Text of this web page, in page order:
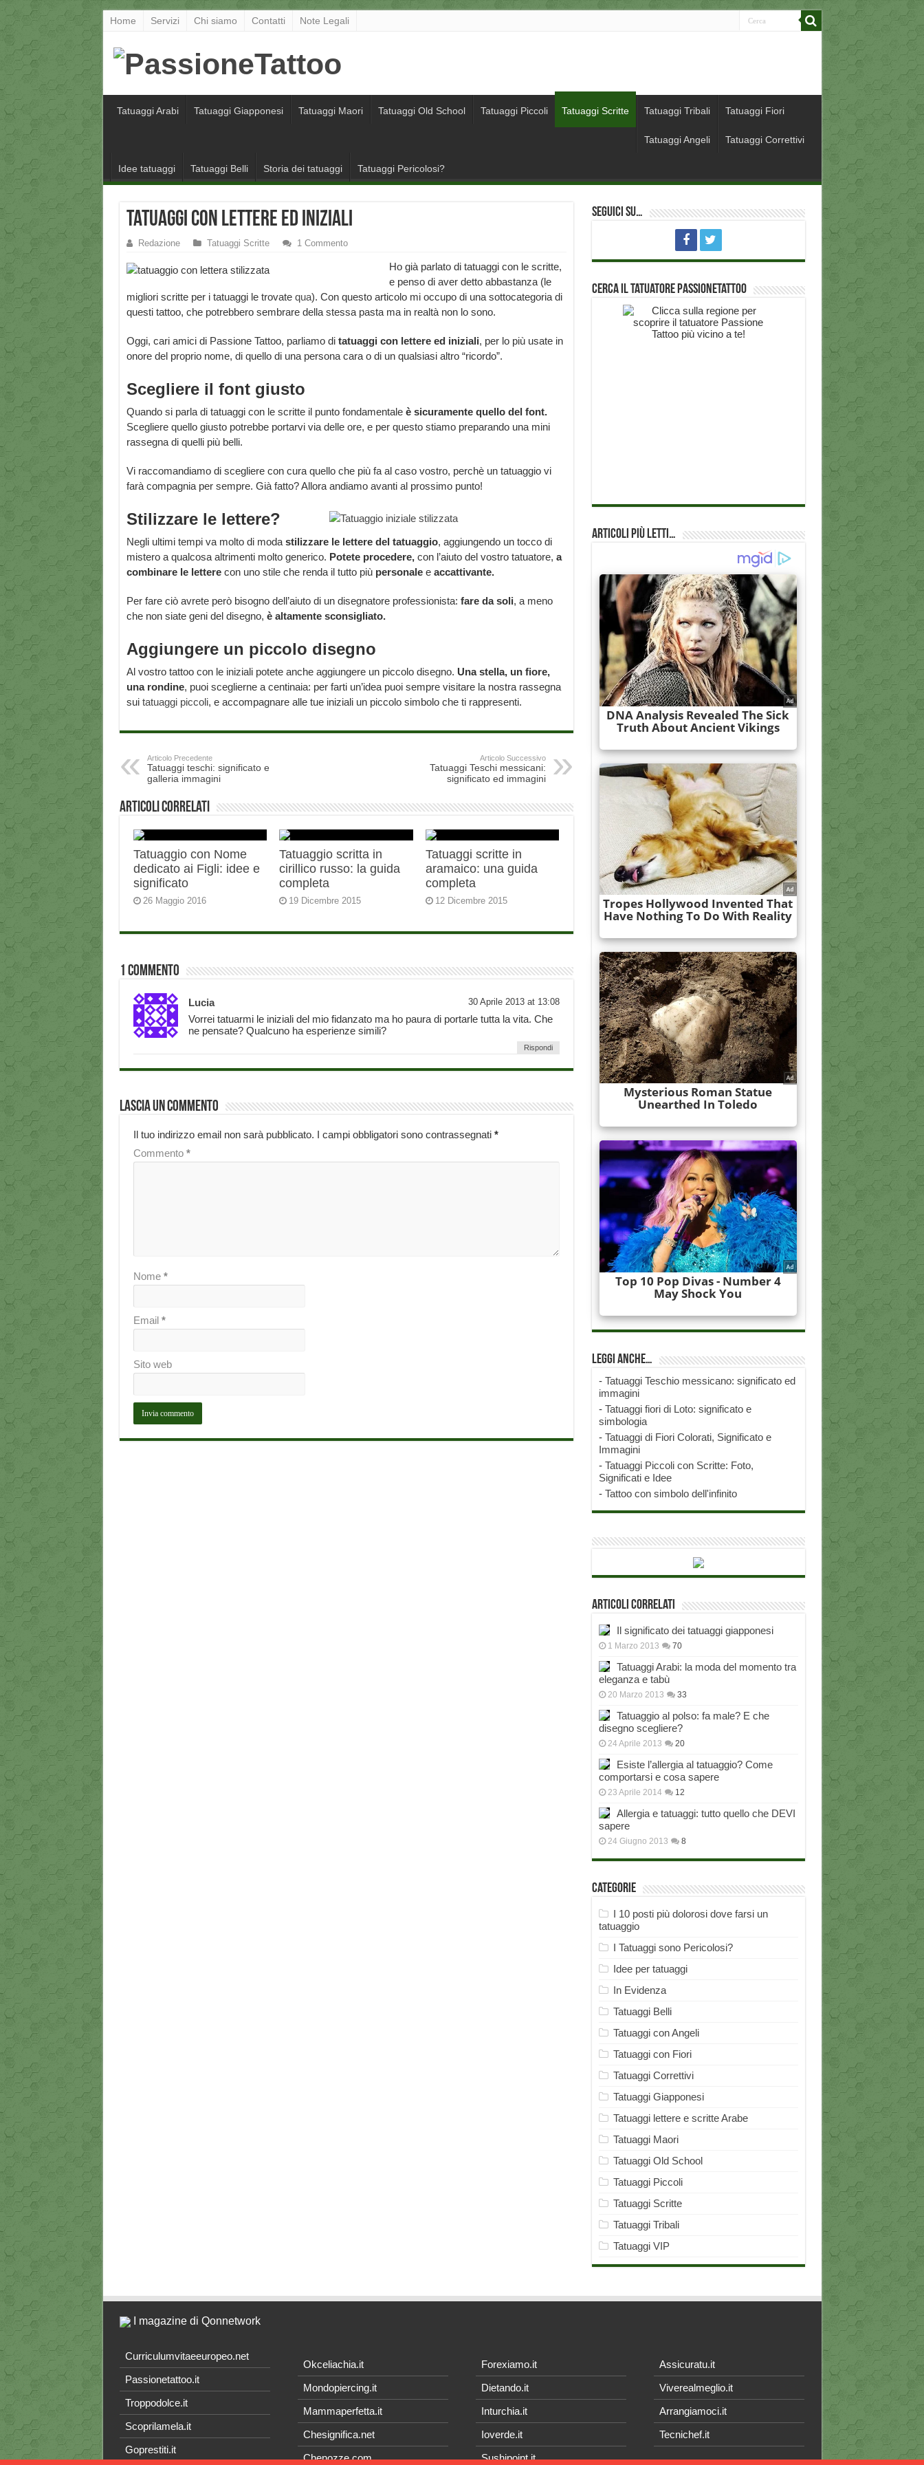
Home Servizi Chi siamo Contatti Note Legali
Tatuaggi Arabi Tatuaggi Giapponesi Tatuaggi Maori Tatuaggi Old School Tatuaggi Piccoli Tatuaggi Scritte Tatuaggi Tribali Tatuaggi Fiori
Tatuaggi Angeli Tatuaggi Correttivi
Idee tatuaggi Tatuaggi Belli Storia dei tatuaggi Tatuaggi Pericolosi?
Tatuaggi con lettere ed iniziali
Redazione Tatuaggi Scritte 1 Commento
Ho già parlato di tatuaggi con le scritte,
e penso di aver detto abbastanza (le
migliori scritte per i tatuaggi le trovate qua). Con questo articolo mi occupo di una sottocategoria di
questi tattoo, che potrebbero sembrare della stessa pasta ma in realtà non lo sono.
Oggi, cari amici di Passione Tattoo, parliamo di tatuaggi con lettere ed iniziali, per lo più usate in
onore del proprio nome, di quello di una persona cara o di un qualsiasi altro “ricordo”.
Scegliere il font giusto
Quando si parla di tatuaggi con le scritte il punto fondamentale è sicuramente quello del font.
Scegliere quello giusto potrebbe portarvi via delle ore, e per questo stiamo preparando una mini
rassegna di quelli più belli.
Vi raccomandiamo di scegliere con cura quello che più fa al caso vostro, perchè un tatuaggio vi
farà compagnia per sempre. Già fatto? Allora andiamo avanti al prossimo punto!
Stilizzare le lettere?
Negli ultimi tempi va molto di moda stilizzare le lettere del tatuaggio, aggiungendo un tocco di
mistero a qualcosa altrimenti molto generico. Potete procedere, con l’aiuto del vostro tatuatore, a
combinare le lettere con uno stile che renda il tutto più personalee accattivante.
Per fare ciò avrete però bisogno dell’aiuto di un disegnatore professionista: fare da soli, a meno
che non siate geni del disegno, è altamente sconsigliato.
Aggiungere un piccolo disegno
Al vostro tattoo con le iniziali potete anche aggiungere un piccolo disegno. Una stella, un fiore,
una rondine, puoi sceglierne a centinaia: per farti un’idea puoi sempre visitare la nostra rassegna
sui tatuaggi piccoli, e accompagnare alle tue iniziali un piccolo simbolo che ti rappresenti.
Articolo Precedente
Tatuaggi teschi: significato e
galleria immagini
Articolo Successivo
Tatuaggi Teschi messicani:
significato ed immagini
Articoli correlati
Tatuaggio con Nome
dedicato ai Figli: idee e
significato
26 Maggio 2016
Tatuaggio scritta in
cirillico russo: la guida
completa
19 Dicembre 2015
Tatuaggi scritte in
aramaico: una guida
completa
12 Dicembre 2015
1 Commento
Lucia 30 Aprile 2013 at 13:08
Vorrei tatuarmi le iniziali del mio fidanzato ma ho paura di portarle tutta la vita. Che
ne pensate? Qualcuno ha esperienze simili?
Rispondi
Lascia un commento
Il tuo indirizzo email non sarà pubblicato. I campi obbligatori sono contrassegnati *
Commento *
Nome *
Email *
Sito web
Seguici su…
Cerca il Tatuatore PassioneTattoo
Articoli più Letti…
Leggi anche…
- Tatuaggi Teschio messicano: significato ed
immagini
- Tatuaggi fiori di Loto: significato e
simbologia
- Tatuaggi di Fiori Colorati, Significato e
Immagini
- Tatuaggi Piccoli con Scritte: Foto,
Significati e Idee
- Tattoo con simbolo dell'infinito
Articoli correlati
Il significato dei tatuaggi giapponesi
1 Marzo 2013 70
Tatuaggi Arabi: la moda del momento tra
eleganza e tabù
20 Marzo 2013 33
Tatuaggio al polso: fa male? E che
disegno scegliere?
24 Aprile 2013 20
Esiste l’allergia al tatuaggio? Come
comportarsi e cosa sapere
23 Aprile 2014 12
Allergia e tatuaggi: tutto quello che DEVI
sapere
24 Giugno 2013 8
Categorie
I 10 posti più dolorosi dove farsi un
tatuaggio
I Tatuaggi sono Pericolosi?
Idee per tatuaggi
In Evidenza
Tatuaggi Belli
Tatuaggi con Angeli
Tatuaggi con Fiori
Tatuaggi Correttivi
Tatuaggi Giapponesi
Tatuaggi lettere e scritte Arabe
Tatuaggi Maori
Tatuaggi Old School
Tatuaggi Piccoli
Tatuaggi Scritte
Tatuaggi Tribali
Tatuaggi VIP
I magazine di Qonnetwork
Curriculumvitaeeuropeo.net
Passionetattoo.it
Troppodolce.it
Scoprilamela.it
Goprestiti.it
Okceliachia.it
Mondopiercing.it
Mammaperfetta.it
Chesignifica.net
Chenozze.com
Forexiamo.it
Dietando.it
Inturchia.it
Ioverde.it
Sushipoint.it
Assicuratu.it
Viverealmeglio.it
Arrangiamoci.it
Tecnichef.it